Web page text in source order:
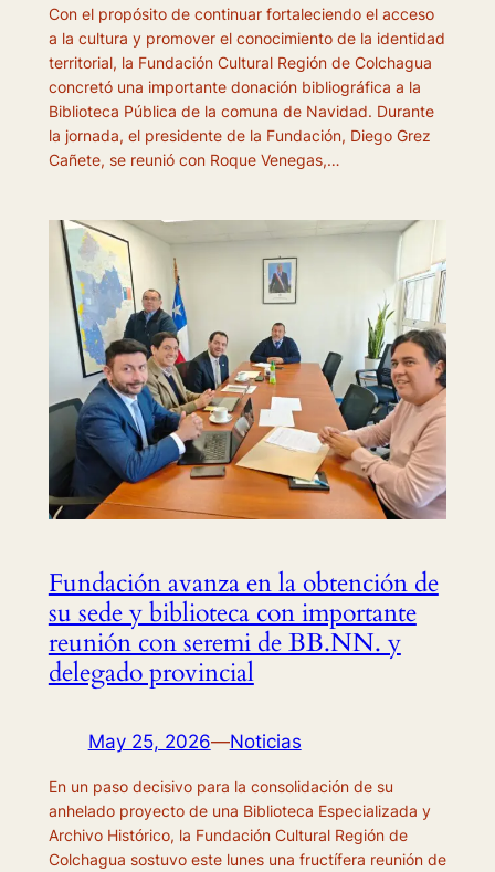
Con el propósito de continuar fortaleciendo el acceso
a la cultura y promover el conocimiento de la identidad
territorial, la Fundación Cultural Región de Colchagua
concretó una importante donación bibliográfica a la
Biblioteca Pública de la comuna de Navidad. Durante
la jornada, el presidente de la Fundación, Diego Grez
Cañete, se reunió con Roque Venegas,…
Fundación avanza en la obtención de
su sede y biblioteca con importante
reunión con seremi de BB.NN. y
delegado provincial
May 25, 2026—Noticias
En un paso decisivo para la consolidación de su
anhelado proyecto de una Biblioteca Especializada y
Archivo Histórico, la Fundación Cultural Región de
Colchagua sostuvo este lunes una fructífera reunión de